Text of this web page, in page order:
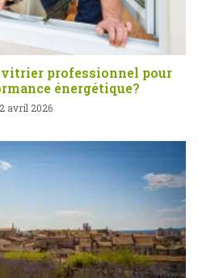
professionnel pour
énergétique?
avril 2026